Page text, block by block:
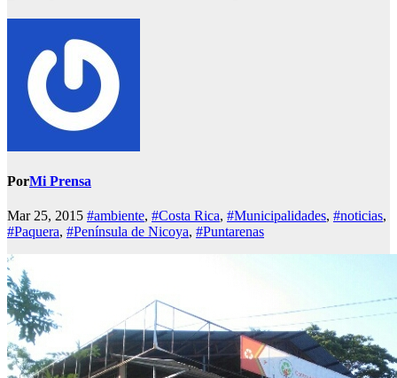
PorMi Prensa
Mar 25, 2015 #ambiente, #Costa Rica, #Municipalidades, #noticias,
#Paquera, #Península de Nicoya, #Puntarenas